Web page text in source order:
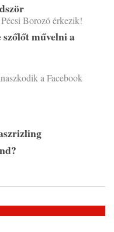
Borozó érkezik!
művelni a
a Facebook